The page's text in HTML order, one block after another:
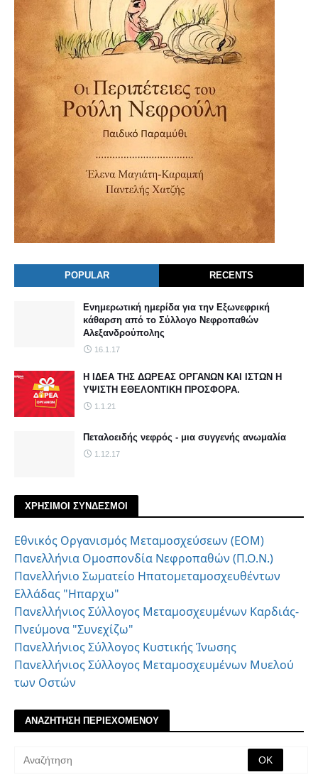
POPULAR RECENTS
Ενημερωτική ημερίδα για την Εξωνεφρική
κάθαρση από το Σύλλογο Νεφροπαθών
Αλεξανδρούπολης
16.1.17
Η ΙΔΕΑ ΤΗΣ ΔΩΡΕΑΣ ΟΡΓΑΝΩΝ ΚΑΙ ΙΣΤΩΝ Η
ΥΨΙΣΤΗ ΕΘΕΛΟΝΤΙΚΗ ΠΡΟΣΦΟΡΑ.
1.1.21
Πεταλοειδής νεφρός - μια συγγενής ανωμαλία
1.12.17
ΧΡΗΣΙΜΟΙ ΣΥΝΔΕΣΜΟΙ
Εθνικός Οργανισμός Μεταμοσχεύσεων (ΕΟΜ)
Πανελλήνια Ομοσπονδία Νεφροπαθών (Π.Ο.Ν.)
Πανελλήνιο Σωματείο Ηπατομεταμοσχευθέντων
Ελλάδας "Ηπαρχω"
Πανελλήνιος Σύλλογος Μεταμοσχευμένων Καρδιάς-
Πνεύμονα "Συνεχίζω"
Πανελλήνιος Σύλλογος Κυστικής Ίνωσης
Πανελλήνιος Σύλλογος Μεταμοσχευμένων Μυελού
των Οστών
ΑΝΑΖΗΤΗΣΗ ΠΕΡΙΕΧΟΜΕΝΟΥ